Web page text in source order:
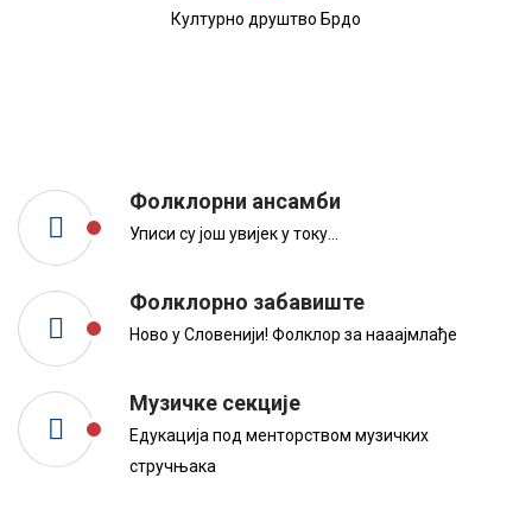
Културно друштво Брдо
Фолклорни ансамби
Уписи су још увијек у току...
Фолклорно забавиште
Ново у Словенији! Фолклор за нааајмлађе
Музичке секције
Едукација под менторством музичких
стручњака